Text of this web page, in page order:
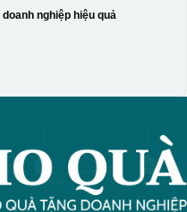
nghiệp hiệu quả